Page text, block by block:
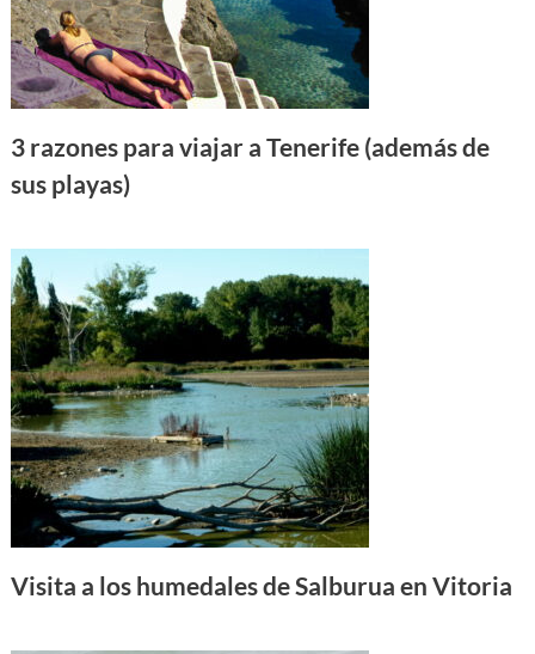
3 razones para viajar a Tenerife (además de
sus playas)
Visita a los humedales de Salburua en Vitoria